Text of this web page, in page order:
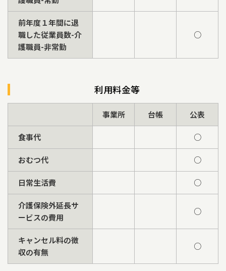
前年度１年間に退
職した従業員数-介
護職員-非常勤
○
利用料金等
事業所 台帳 公表
食事代 ○
おむつ代 ○
日常生活費 ○
介護保険外延長サ
ービスの費用
○
キャンセル料の徴
収の有無
○